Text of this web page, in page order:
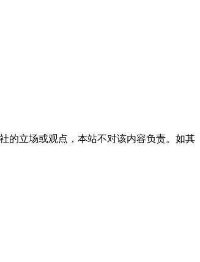
的立场或观点，本站不对该内容负责。如其